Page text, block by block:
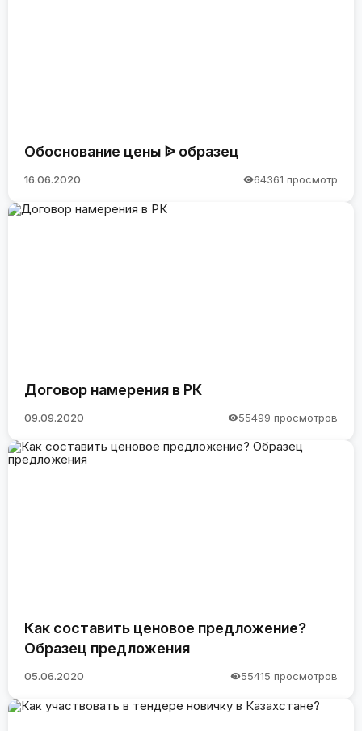
Обоснование цены ᐉ образец
16.06.2020 64361 просмотр
Договор намерения в РК
09.09.2020 55499 просмотров
Как составить ценовое предложение?
Образец предложения
05.06.2020 55415 просмотров